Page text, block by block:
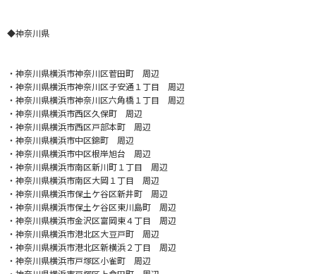
◆神奈川県
・神奈川県横浜市神奈川区菅田町 周辺
・神奈川県横浜市神奈川区子安通１丁目 周辺
・神奈川県横浜市神奈川区六角橋１丁目 周辺
・神奈川県横浜市西区久保町 周辺
・神奈川県横浜市西区戸部本町 周辺
・神奈川県横浜市中区錦町 周辺
・神奈川県横浜市中区根岸旭台 周辺
・神奈川県横浜市南区新川町１丁目 周辺
・神奈川県横浜市南区大岡１丁目 周辺
・神奈川県横浜市保土ケ谷区新井町 周辺
・神奈川県横浜市保土ケ谷区東川島町 周辺
・神奈川県横浜市金沢区富岡東４丁目 周辺
・神奈川県横浜市港北区大豆戸町 周辺
・神奈川県横浜市港北区新横浜２丁目 周辺
・神奈川県横浜市戸塚区小雀町 周辺